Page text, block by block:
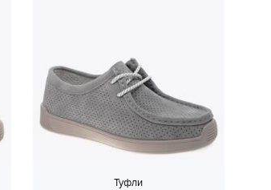
Туфли